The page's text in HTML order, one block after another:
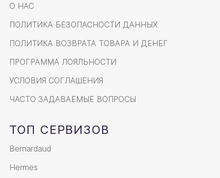
О НАС
ПОЛИТИКА БЕЗОПАСНОСТИ ДАННЫХ
ПОЛИТИКА ВОЗВРАТА ТОВАРА И ДЕНЕГ
ПРОГРАММА ЛОЯЛЬНОСТИ
УСЛОВИЯ СОГЛАШЕНИЯ
ЧАСТО ЗАДАВАЕМЫЕ ВОПРОСЫ
ТОП СЕРВИЗОВ
Bernardaud
Hermes